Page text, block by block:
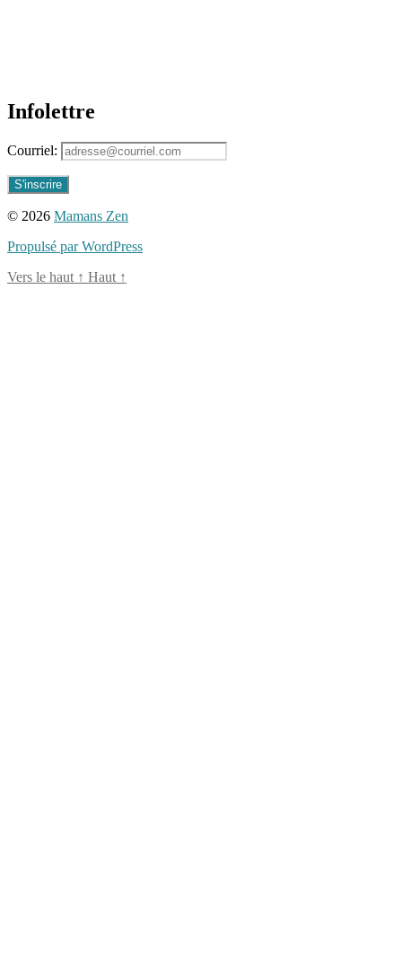
Infolettre
Courriel:
© 2026 Mamans Zen
Propulsé par WordPress
Vers le haut ↑ Haut ↑